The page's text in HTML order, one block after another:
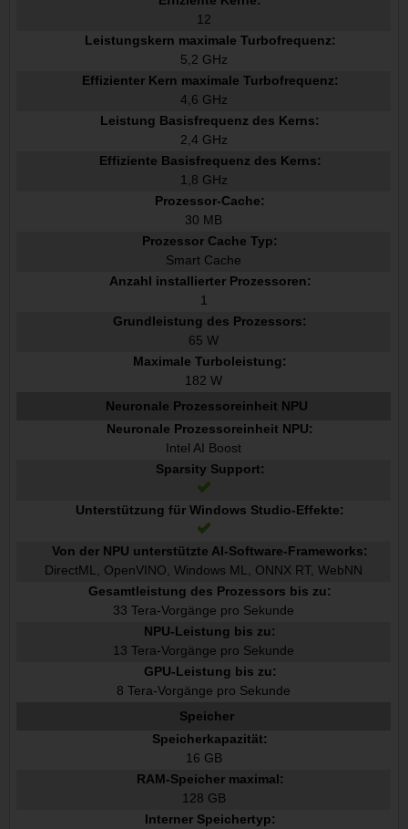
12
Leistungskern maximale Turbofrequenz:
5,2 GHz
Effizienter Kern maximale Turbofrequenz:
4,6 GHz
Leistung Basisfrequenz des Kerns:
2,4 GHz
Effiziente Basisfrequenz des Kerns:
1,8 GHz
Prozessor-Cache:
30 MB
Prozessor Cache Typ:
Smart Cache
Anzahl installierter Prozessoren:
1
Grundleistung des Prozessors:
65 W
Maximale Turboleistung:
182 W
Neuronale Prozessoreinheit NPU
Neuronale Prozessoreinheit NPU:
Intel AI Boost
Sparsity Support:
Unterstützung für Windows Studio-Effekte:
Von der NPU unterstützte AI-Software-Frameworks:
DirectML, OpenVINO, Windows ML, ONNX RT, WebNN
Gesamtleistung des Prozessors bis zu:
33 Tera-Vorgänge pro Sekunde
NPU-Leistung bis zu:
13 Tera-Vorgänge pro Sekunde
GPU-Leistung bis zu:
8 Tera-Vorgänge pro Sekunde
Speicher
Speicherkapazität:
16 GB
RAM-Speicher maximal:
128 GB
Interner Speichertyp: